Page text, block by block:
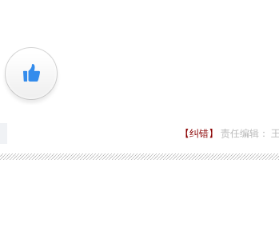
+1
【纠错】 责任编辑：